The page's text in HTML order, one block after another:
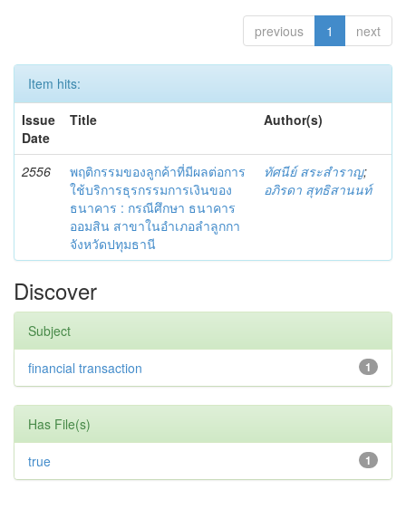
previous 1 next
Item hits:
Issue
Date
Title Author(s)
2556
พฤติกรรมของลูกค้าที่มีผลต่อการ
ใช้บริการธุรกรรมการเงินของ
ธนาคาร : กรณีศึกษา ธนาคาร
ออมสิน สาขาในอำเภอลำลูกกา
จังหวัดปทุมธานี
ทัศนีย์ สระสำราญ;
อภิรดา สุทธิสานนท์
Discover
Subject
1
financial transaction
Has File(s)
1
true